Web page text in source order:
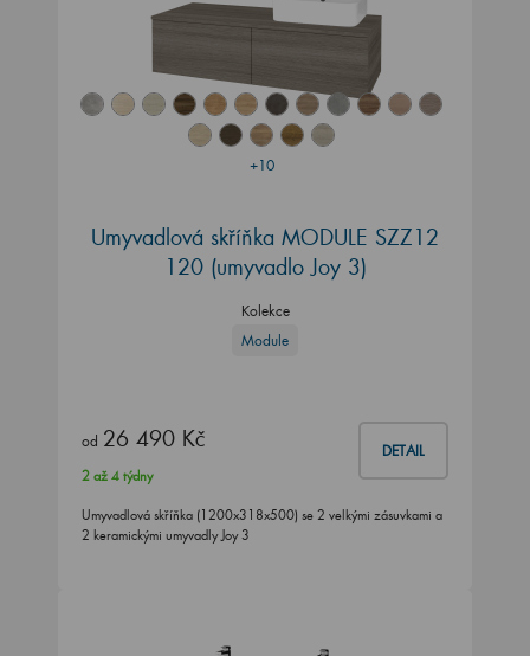
+10
Umyvadlová skříňka MODULE SZZ12
120 (umyvadlo Joy 3)
Kolekce
Module
od 26 490 Kč DETAIL
2 až 4 týdny
Umyvadlová skříňka (1200x318x500) se 2 velkými zásuvkami a
2 keramickými umyvadly Joy 3